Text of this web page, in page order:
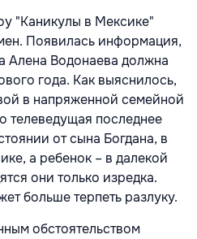
"Каникулы в Мексике"
Появилась информация,
Алена Водонаева должна
года. Как выяснилось,
в напряженной семейной
телеведущая последнее
от сына Богдана, в
а ребенок – в далекой
они только изредка.
больше терпеть разлуку.
обстоятельством